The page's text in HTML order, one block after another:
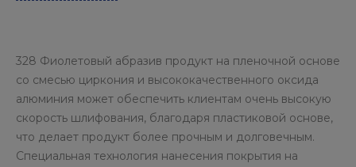
328 Фиолетовый абразив продукт на пленочной основе
со смесью циркония и высококачественного оксида
алюминия может обеспечить клиентам очень высокую
скорость шлифования, благодаря пластиковой основе,
что делает продукт более прочным и долговечным.
Специальная технология нанесения покрытия на